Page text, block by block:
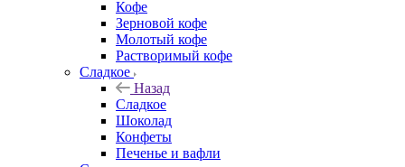
Кофе
Зерновой кофе
Молотый кофе
Растворимый кофе
Сладкое
Назад
Сладкое
Шоколад
Конфеты
Печенье и вафли